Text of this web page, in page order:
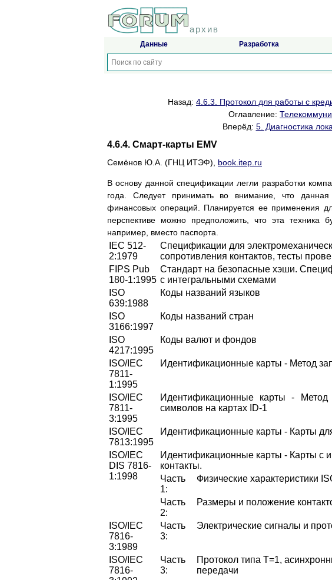
архив
Данные Разработка
Назад: 4.6.3. Протокол для работы с
Оглавление:
Вперёд: 5. Диагностика
4.6.4. Смарт-карты EMV
Семёнов Ю.А. (ГНЦ ИТЭФ), book.itep.ru
В основу данной спецификации легли разработки
года. Следует принимать во внимание, что данная
финансовых операций. Планируется ее применения
перспективе можно предположить, что эта техника
например, вместо паспорта.
IEC 512-
2:1979
Спецификации для
сопротивления контактов, тесты
FIPS Pub
180-1:1995
Стандарт на безопасные хэши.
с интегральными схемами
ISO
639:1988
Коды названий языков
ISO
3166:1997
Коды названий стран
ISO
4217:1995
Коды валют и фондов
ISO/IEC
7811-
1:1995
Идентификационные карты - Метод
ISO/IEC
7811-
3:1995
Идентификационные карты -
символов на картах ID-1
ISO/IEC
7813:1995
Идентификационные карты - Карты
ISO/IEC
DIS 7816-
1:1998
Идентификационные карты - Карты
контакты.
Часть
1:
Физические характеристики
Часть
2:
Размеры и положение
ISO/IEC
7816-
3:1989
Часть
3:
Электрические сигналы и
ISO/IEC
7816-
Часть
3:
Протокол типа T=1,
передачи